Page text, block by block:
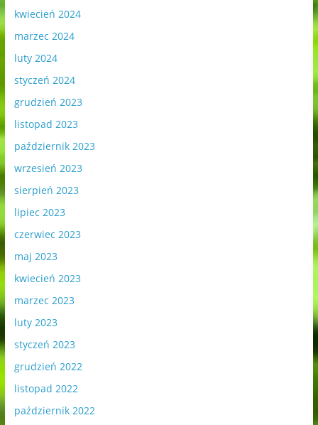
kwiecień 2024
marzec 2024
luty 2024
styczeń 2024
grudzień 2023
listopad 2023
październik 2023
wrzesień 2023
sierpień 2023
lipiec 2023
czerwiec 2023
maj 2023
kwiecień 2023
marzec 2023
luty 2023
styczeń 2023
grudzień 2022
listopad 2022
październik 2022